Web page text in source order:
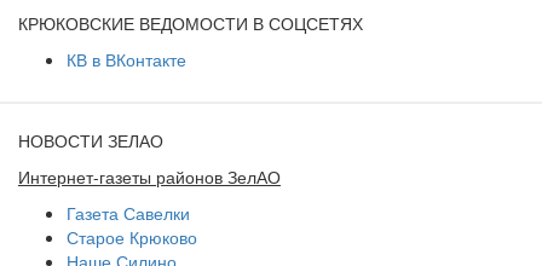
КРЮКОВСКИЕ ВЕДОМОСТИ В СОЦСЕТЯХ
КВ в ВКонтакте
НОВОСТИ ЗЕЛАО
Интернет-газеты районов ЗелАО
Газета Савелки
Старое Крюково
Наше Силино